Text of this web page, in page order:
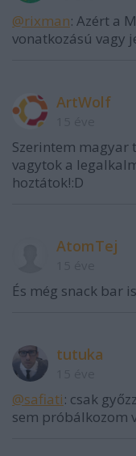
@rixman: Azért a
vonatkozású vagy
ArtWolf
Szerintem magyar
vagytok a
hoztátok!:D
AtomTej
És még snack bar
tutuka
@safiati: csak
sem próbálkozom